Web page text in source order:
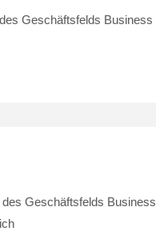
Geschäftsfelds Business
Geschäftsfelds